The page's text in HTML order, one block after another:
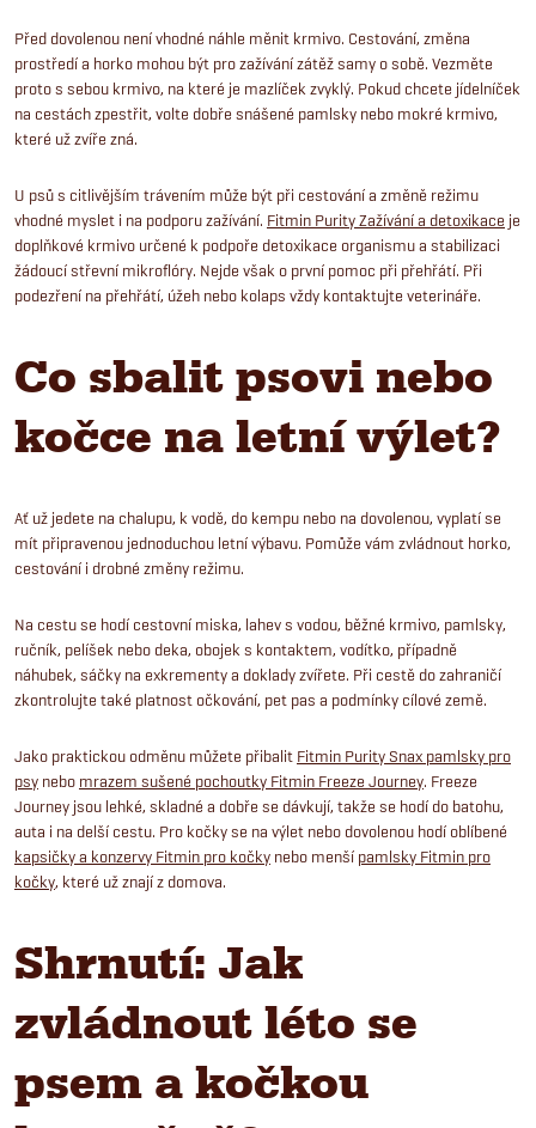
Před dovolenou není vhodné náhle měnit krmivo. Cestování, změna
prostředí a horko mohou být pro zažívání zátěž samy o sobě. Vezměte
proto s sebou krmivo, na které je mazlíček zvyklý. Pokud chcete jídelníček
na cestách zpestřit, volte dobře snášené pamlsky nebo mokré krmivo,
které už zvíře zná.
U psů s citlivějším trávením může být při cestování a změně režimu
vhodné myslet i na podporu zažívání. Fitmin Purity Zažívání a detoxikace je
doplňkové krmivo určené k podpoře detoxikace organismu a stabilizaci
žádoucí střevní mikroflóry. Nejde však o první pomoc při přehřátí. Při
podezření na přehřátí, úžeh nebo kolaps vždy kontaktujte veterináře.
Co sbalit psovi nebo
kočce na letní výlet?
Ať už jedete na chalupu, k vodě, do kempu nebo na dovolenou, vyplatí se
mít připravenou jednoduchou letní výbavu. Pomůže vám zvládnout horko,
cestování i drobné změny režimu.
Na cestu se hodí cestovní miska, lahev s vodou, běžné krmivo, pamlsky,
ručník, pelíšek nebo deka, obojek s kontaktem, vodítko, případně
náhubek, sáčky na exkrementy a doklady zvířete. Při cestě do zahraničí
zkontrolujte také platnost očkování, pet pas a podmínky cílové země.
Jako praktickou odměnu můžete přibalit Fitmin Purity Snax pamlsky pro
psy nebo mrazem sušené pochoutky Fitmin Freeze Journey. Freeze
Journey jsou lehké, skladné a dobře se dávkují, takže se hodí do batohu,
auta i na delší cestu. Pro kočky se na výlet nebo dovolenou hodí oblíbené
kapsičky a konzervy Fitmin pro kočky nebo menší pamlsky Fitmin pro
kočky, které už znají z domova.
Shrnutí: Jak
zvládnout léto se
psem a kočkou